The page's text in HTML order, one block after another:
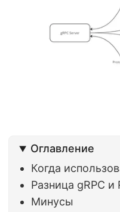
Оглавление
Когда
Разница gRPC и
Минусы